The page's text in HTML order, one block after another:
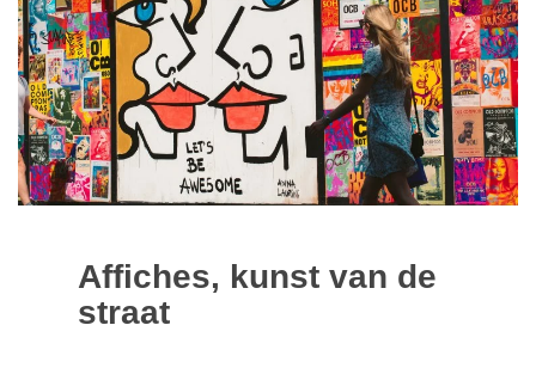
Affiches, kunst van de
straat